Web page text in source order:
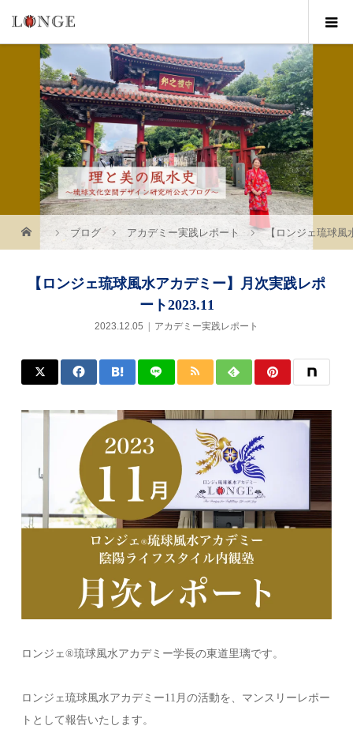
ブログ アカデミー実践レポート 【ロンジェ琉球風
【ロンジェ琉球風水アカデミー】月次実践レポ
ート2023.11
2023.12.05 アカデミー実践レポート
ロンジェ®︎琉球風水アカデミー学長の東道里璃です。
ロンジェ琉球風水アカデミー11月の活動を、マンスリーレポー
トとして報告いたします。